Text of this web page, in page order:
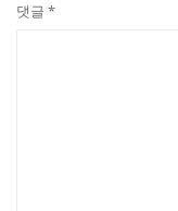
댓글 *